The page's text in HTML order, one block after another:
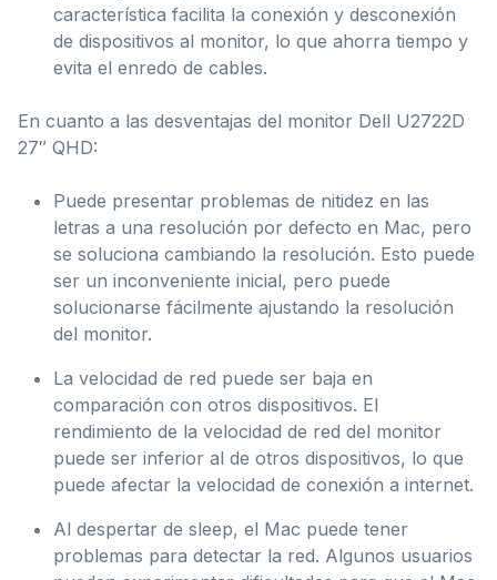
característica facilita la conexión y desconexión
de dispositivos al monitor, lo que ahorra tiempo y
evita el enredo de cables.
En cuanto a las desventajas del monitor Dell U2722D
27″ QHD:
Puede presentar problemas de nitidez en las
letras a una resolución por defecto en Mac, pero
se soluciona cambiando la resolución. Esto puede
ser un inconveniente inicial, pero puede
solucionarse fácilmente ajustando la resolución
del monitor.
La velocidad de red puede ser baja en
comparación con otros dispositivos. El
rendimiento de la velocidad de red del monitor
puede ser inferior al de otros dispositivos, lo que
puede afectar la velocidad de conexión a internet.
Al despertar de sleep, el Mac puede tener
problemas para detectar la red. Algunos usuarios